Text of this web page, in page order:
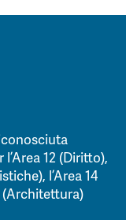
12 (Diritto),
l’Area 14
(Architettura)